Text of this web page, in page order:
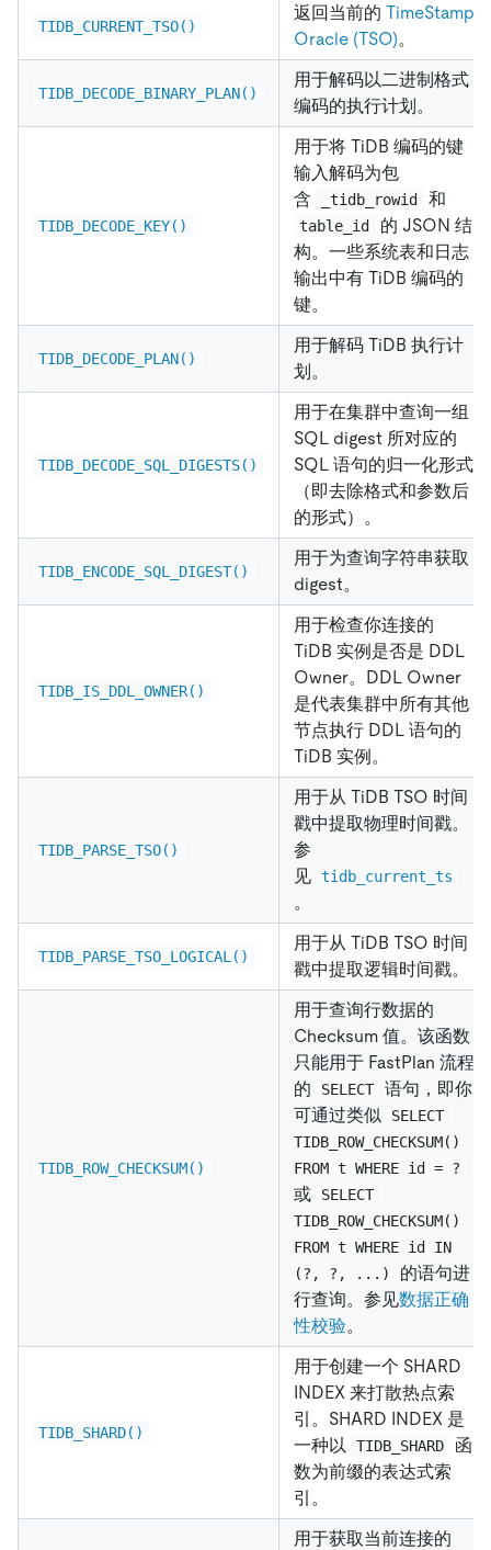
TIDB_CURRENT_TSO()
返回当前的 TimeStamp
Oracle (TSO)。
TIDB_DECODE_BINARY_PLAN()
用于解码以二进制格式
编码的执行计划。
TIDB_DECODE_KEY()
用于将 TiDB 编码的键
输入解码为包
含
_tidb_rowid 和
table_id
的 JSON 结
构。一些系统表和日志
输出中有 TiDB 编码的
键。
TIDB_DECODE_PLAN()
用于解码 TiDB 执行计
划。
TIDB_DECODE_SQL_DIGESTS()
用于在集群中查询一组
SQL digest 所对应的
SQL 语句的归一化形式
（即去除格式和参数后
的形式）。
TIDB_ENCODE_SQL_DIGEST()
用于为查询字符串获取
digest。
TIDB_IS_DDL_OWNER()
用于检查你连接的
TiDB 实例是否是 DDL
Owner。DDL Owner
是代表集群中所有其他
节点执行 DDL 语句的
TiDB 实例。
TIDB_PARSE_TSO()
用于从 TiDB TSO 时间
戳中提取物理时间戳。
参
见 tidb_current_ts
。
TIDB_PARSE_TSO_LOGICAL()
用于从 TiDB TSO 时间
戳中提取逻辑时间戳。
TIDB_ROW_CHECKSUM()
用于查询行数据的
Checksum 值。该函数
只能用于 FastPlan 流程
的
SELECT 语句，即你
可通过类似
SELECT
TIDB_ROW_CHECKSUM()
FROM t WHERE id = ?
或
SELECT
TIDB_ROW_CHECKSUM()
FROM t WHERE id IN
(?, ?, ...)
的语句进
行查询。参见数据正确
性校验。
TIDB_SHARD()
用于创建一个 SHARD
INDEX 来打散热点索
引。SHARD INDEX 是
一种以
TIDB_SHARD
函
数为前缀的表达式索
引。
用于获取当前连接的